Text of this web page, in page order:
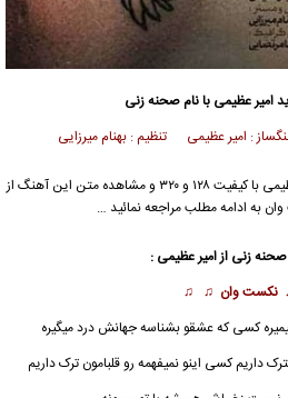
امیر عظیمی با نام صحنه زنی
: امیر عظیمی تنظیم : بهنام میرزایی
با کیفیت ۱۲۸ و ۳۲۰ و مشاهده متن این آهنگ از
به ادامه مطلب مراجعه نمائید …
زنی ازامیر عظیمی :
نکست وان ♫ ♫
کسی که عشقو بشناسه جهانش درد میگیره
داریم کسی اینو نمیفهمه رو قلبامون ترک داریم